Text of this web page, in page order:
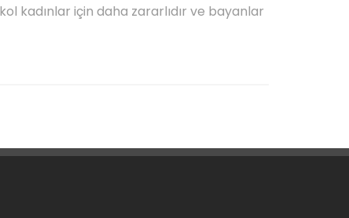
kadınlar için daha zararlıdır ve bayanlar